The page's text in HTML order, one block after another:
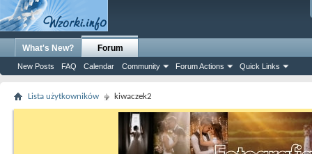
What's New? Forum
New Posts FAQ Calendar Community Forum Actions Quick Links
Lista użytkowników kiwaczek2